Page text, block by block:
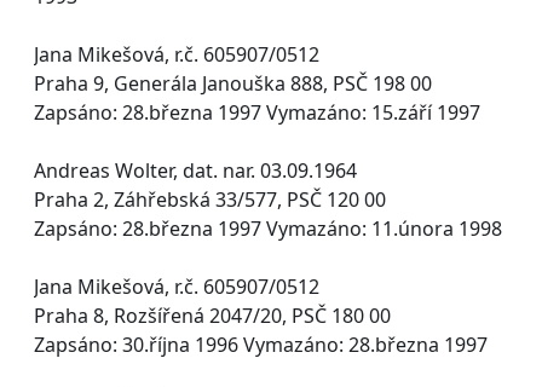
Jana Mikešová, r.č. 605907/0512
Praha 9, Generála Janouška 888, PSČ 198 00
Zapsáno: 28.března 1997 Vymazáno: 15.září 1997
Andreas Wolter, dat. nar. 03.09.1964
Praha 2, Záhřebská 33/577, PSČ 120 00
Zapsáno: 28.března 1997 Vymazáno: 11.února 1998
Jana Mikešová, r.č. 605907/0512
Praha 8, Rozšířená 2047/20, PSČ 180 00
Zapsáno: 30.října 1996 Vymazáno: 28.března 1997